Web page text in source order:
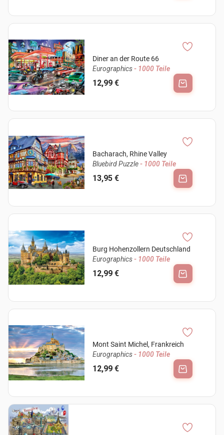
Diner an der Route 66
Eurographics- 1000 Teile
12,99 €
Bacharach, Rhine Valley
Bluebird Puzzle- 1000 Teile
13,95 €
Burg Hohenzollern Deutschland
Eurographics- 1000 Teile
12,99 €
Mont Saint Michel, Frankreich
Eurographics- 1000 Teile
12,99 €